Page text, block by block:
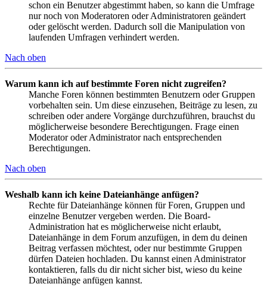
schon ein Benutzer abgestimmt haben, so kann die Umfrage
nur noch von Moderatoren oder Administratoren geändert
oder gelöscht werden. Dadurch soll die Manipulation von
laufenden Umfragen verhindert werden.
Nach oben
Warum kann ich auf bestimmte Foren nicht zugreifen?
Manche Foren können bestimmten Benutzern oder Gruppen
vorbehalten sein. Um diese einzusehen, Beiträge zu lesen, zu
schreiben oder andere Vorgänge durchzuführen, brauchst du
möglicherweise besondere Berechtigungen. Frage einen
Moderator oder Administrator nach entsprechenden
Berechtigungen.
Nach oben
Weshalb kann ich keine Dateianhänge anfügen?
Rechte für Dateianhänge können für Foren, Gruppen und
einzelne Benutzer vergeben werden. Die Board-
Administration hat es möglicherweise nicht erlaubt,
Dateianhänge in dem Forum anzufügen, in dem du deinen
Beitrag verfassen möchtest, oder nur bestimmte Gruppen
dürfen Dateien hochladen. Du kannst einen Administrator
kontaktieren, falls du dir nicht sicher bist, wieso du keine
Dateianhänge anfügen kannst.